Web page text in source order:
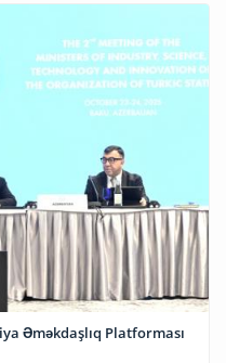
Əməkdaşlıq Platforması